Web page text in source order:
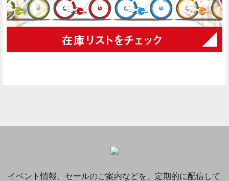
イベント情報、セールのご案内などを、定期的に配信して